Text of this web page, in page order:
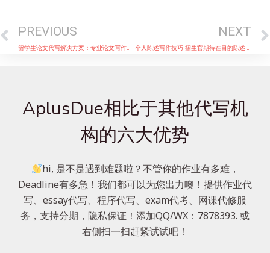
PREVIOUS
留学生论文代写解决方案：专业论文写作与编辑
NEXT
个人陈述写作技巧 招生官期待在目的陈述中看到什么内容？
AplusDue相比于其他代写机
构的六大优势
hi, 是不是遇到难题啦？不管你的作业有多难，
Deadline有多急！我们都可以为您出力噢！提供作业代
写、essay代写、程序代写、exam代考、网课代修服
务，支持分期，隐私保证！添加QQ/WX：7878393. 或
右侧扫一扫赶紧试试吧！